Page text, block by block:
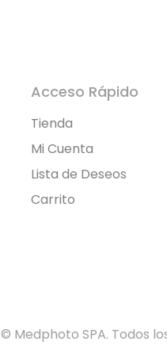
Acceso Rápido
Tienda
Mi Cuenta
Lista de Deseos
Carrito
© Medphoto SPA. Todos